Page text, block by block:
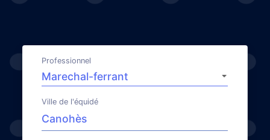
Professionnel
Ville de l'équidé